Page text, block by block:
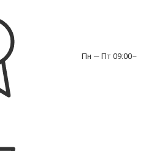
Пн — Пт 09:00–